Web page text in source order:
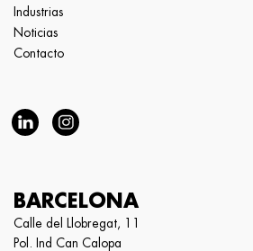
Industrias
Noticias
Contacto
BARCELONA
Calle del Llobregat, 11
Pol. Ind Can Calopa